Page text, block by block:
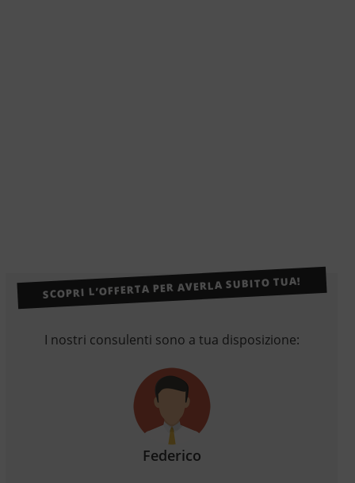
SCOPRI L’OFFERTA PER AVERLA SUBITO TUA!
I nostri consulenti sono a tua disposizione:
Federico